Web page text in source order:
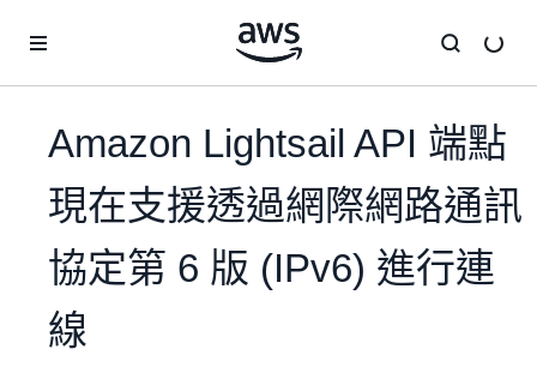
Amazon Lightsail API 端點
現在支援透過網際網路通訊
協定第 6 版 (IPv6) 進行連
線